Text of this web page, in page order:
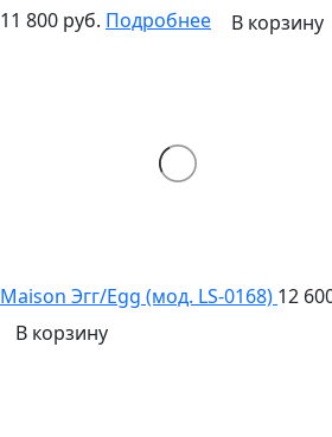
11 800 руб. Подробнее В корзину
Maison Эгг/Egg (мод. LS-0168) 12
В корзину